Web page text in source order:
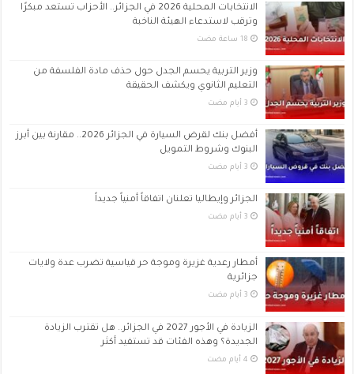
الانتخابات المحلية 2026 في الجزائر.. الأحزاب تستعد مبكرًا
وترقب لاستدعاء الهيئة الناخبة
وزير التربية يحسم الجدل حول حذف مادة الفلسفة من
التعليم الثانوي ويكشف الحقيقة
أفضل بنك لقرض السيارة في الجزائر 2026.. مقارنة بين أبرز
البنوك وشروط التمويل
الجزائر وإيطاليا تعلنان اتفاقاً أمنياً جديداً
أمطار رعدية غزيرة وموجة حر قياسية تضرب عدة ولايات
جزائرية
الزيادة في الأجور 2027 في الجزائر.. هل تقترب الزيادة
الجديدة؟ وهذه الفئات قد تستفيد أكثر